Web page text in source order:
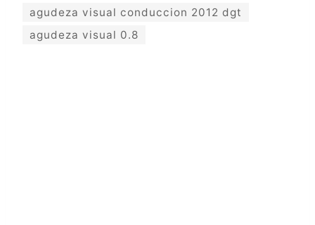
agudeza visual conduccion 2012 dgt
agudeza visual 0.8